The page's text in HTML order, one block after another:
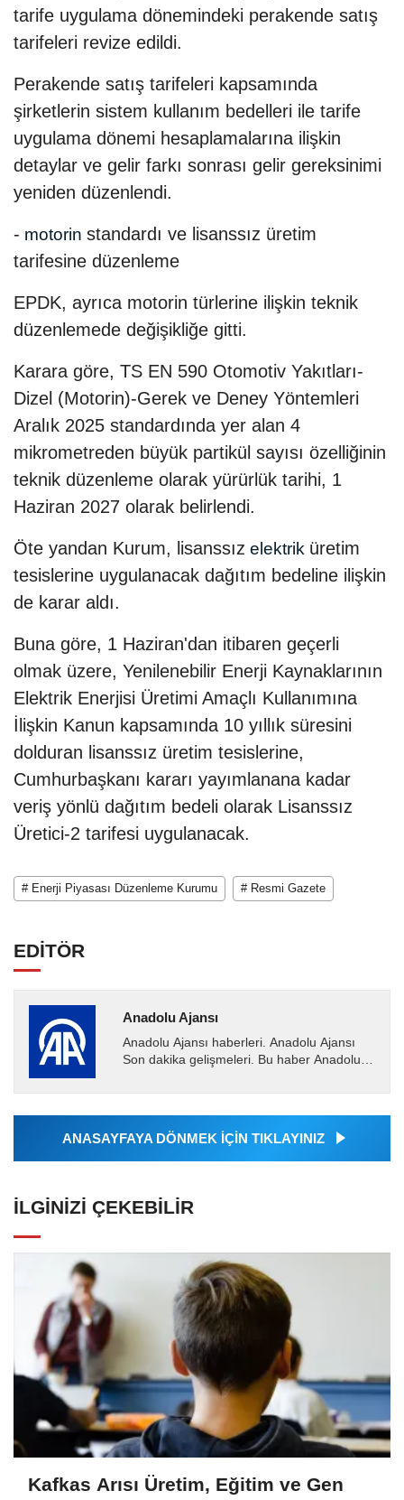
tarife uygulama dönemindeki perakende satış
tarifeleri revize edildi.
Perakende satış tarifeleri kapsamında
şirketlerin sistem kullanım bedelleri ile tarife
uygulama dönemi hesaplamalarına ilişkin
detaylar ve gelir farkı sonrası gelir gereksinimi
yeniden düzenlendi.
- motorin standardı ve lisanssız üretim
tarifesine düzenleme
EPDK, ayrıca motorin türlerine ilişkin teknik
düzenlemede değişikliğe gitti.
Karara göre, TS EN 590 Otomotiv Yakıtları-
Dizel (Motorin)-Gerek ve Deney Yöntemleri
Aralık 2025 standardında yer alan 4
mikrometreden büyük partikül sayısı özelliğinin
teknik düzenleme olarak yürürlük tarihi, 1
Haziran 2027 olarak belirlendi.
Öte yandan Kurum, lisanssız elektrik üretim
tesislerine uygulanacak dağıtım bedeline ilişkin
de karar aldı.
Buna göre, 1 Haziran'dan itibaren geçerli
olmak üzere, Yenilenebilir Enerji Kaynaklarının
Elektrik Enerjisi Üretimi Amaçlı Kullanımına
İlişkin Kanun kapsamında 10 yıllık süresini
dolduran lisanssız üretim tesislerine,
Cumhurbaşkanı kararı yayımlanana kadar
veriş yönlü dağıtım bedeli olarak Lisanssız
Üretici-2 tarifesi uygulanacak. ​​​​​​​
# Enerji Piyasası Düzenleme Kurumu # Resmi Gazete
EDİTÖR
Anadolu Ajansı
Anadolu Ajansı haberleri. Anadolu Ajansı
Son dakika gelişmeleri. Bu haber Anadolu
Ajansı tarafından...
ANASAYFAYA DÖNMEK İÇİN TIKLAYINIZ
İLGINIZI ÇEKEBILIR
Kafkas Arısı Üretim, Eğitim ve Gen